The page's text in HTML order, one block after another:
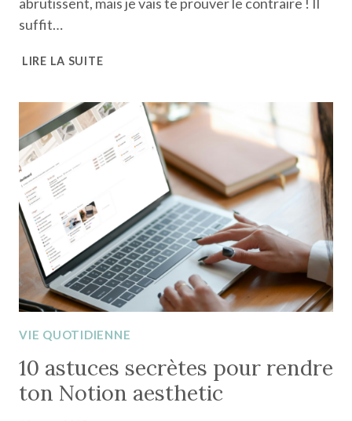
suffit…
LIRE LA SUITE10
TE
RENDRE
PLUS
INTELLIGENT·E
VIE QUOTIDIENNE
10 astuces secrètes pour rendre
ton Notion aesthetic